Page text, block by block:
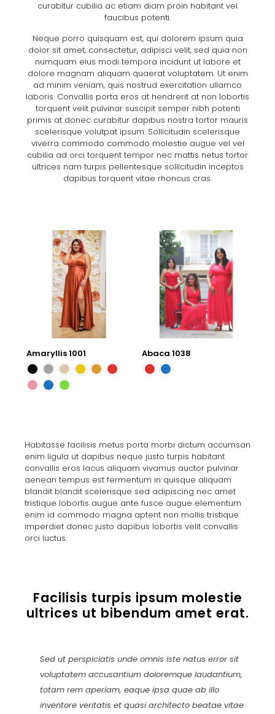
curabitur cubilia ac etiam diam proin habitant vel
faucibus potenti.
Neque porro quisquam est, qui dolorem ipsum quia
dolor sit amet, consectetur, adipisci velit, sed quia non
numquam eius modi tempora incidunt ut labore et
dolore magnam aliquam quaerat voluptatem. Ut enim
ad minim veniam, quis nostrud exercitation ullamco
laboris. Convallis porta eros at hendrerit at non lobortis
torquent velit pulvinar suscipit semper nibh potenti
primis at donec curabitur dapibus nostra tortor mauris
scelerisque volutpat ipsum. Sollicitudin scelerisque
viverra commodo commodo molestie augue vel vel
cubilia ad orci torquent tempor nec mattis netus tortor
ultrices nam turpis pellentesque sollicitudin inceptos
dapibus torquent vitae rhoncus cras.
Amaryllis 1001 Abaca 1038
Habitasse facilisis metus porta morbi dictum accumsan
enim ligula ut dapibus neque justo turpis habitant
convallis eros lacus aliquam vivamus auctor pulvinar
aenean tempus est fermentum in quisque aliquam
blandit blandit scelerisque sed adipiscing nec amet
tristique lobortis augue ante fusce augue elementum
enim id commodo magna aptent non mollis tristique
imperdiet donec justo dapibus lobortis velit convallis
orci luctus.
Facilisis turpis ipsum molestie
ultrices ut bibendum amet erat.
Sed ut perspiciatis unde omnis iste natus error sit
voluptatem accusantium doloremque laudantium,
totam rem aperiam, eaque ipsa quae ab illo
inventore veritatis et quasi architecto beatae vitae